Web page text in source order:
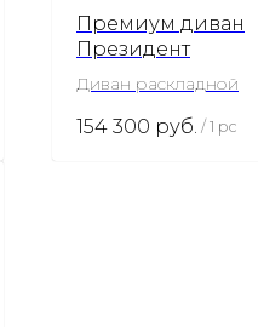
Премиум диван
Президент
Диван раскладной
154 300 руб. / 1 pc